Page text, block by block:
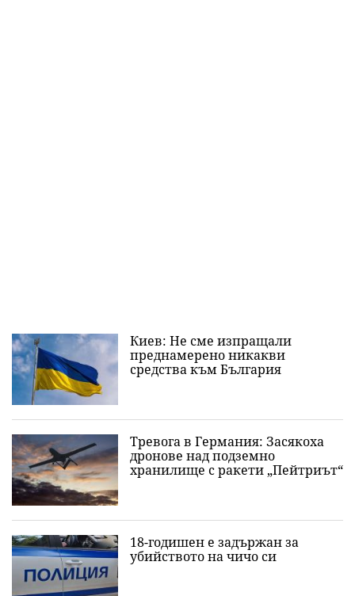
Киев: Не сме изпращали
преднамерено никакви
средства към България
Тревога в Германия: Засякоха
дронове над подземно
хранилище с ракети „Пейтриът“
18-годишен е задържан за
убийството на чичо си